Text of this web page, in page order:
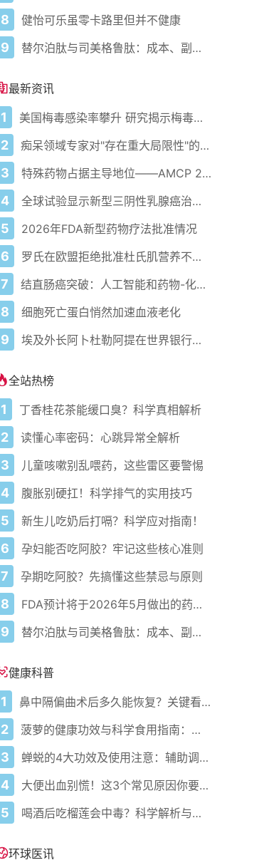
8 健怡可乐虽零卡路里但并不健康
9 替尔泊肽与司美格鲁肽：成本、副作用、剂量等全面对比
最新资讯
1 美国梅毒感染率攀升 研究揭示梅毒患者心脏病风险显著升高
2 痴呆领域专家对"存在重大局限性"的报告作出回应，该报告将阿尔茨海默病药物标记为无效
3 特殊药物占据主导地位——AMCP 2026年会专题报道
4 全球试验显示新型三阴性乳腺癌治疗方法使生存率几乎翻倍
5 2026年FDA新型药物疗法批准情况
6 罗氏在欧盟拒绝批准杜氏肌营养不良症基因疗法后将启动另一项Elevidys研究
7 结直肠癌突破：人工智能和药物-化疗组合实现早期检测
8 细胞死亡蛋白悄然加速血液老化
9 埃及外长阿卜杜勒阿提在世界银行会议阐述推动非洲医药本地化努力
全站热榜
1 丁香桂花茶能缓口臭？科学真相解析
2 读懂心率密码：心跳异常全解析
3 儿童咳嗽别乱喂药，这些雷区要警惕
4 腹胀别硬扛！科学排气的实用技巧
5 新生儿吃奶后打嗝？科学应对指南！
6 孕妇能否吃阿胶？牢记这些核心准则
7 孕期吃阿胶？先搞懂这些禁忌与原则
8 FDA预计将于2026年5月做出的药物审批决定
9 替尔泊肽与司美格鲁肽：成本、副作用、剂量等全面对比
健康科普
1 鼻中隔偏曲术后多久能恢复？关键看这几点
2 菠萝的健康功效与科学食用指南：吃对才补营养促消化
3 蝉蜕的4大功效及使用注意：辅助调理需避误区遵医嘱
4 大便出血别慌！这3个常见原因你要知道
5 喝酒后吃榴莲会中毒？科学解析与安全指南
环球医讯